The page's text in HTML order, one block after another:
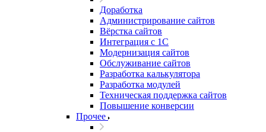
Доработка
Администрирование сайтов
Вёрстка сайтов
Интеграция с 1С
Модернизация сайтов
Обслуживание сайтов
Разработка калькулятора
Разработка модулей
Техническая поддержка сайтов
Повышение конверсии
Прочее